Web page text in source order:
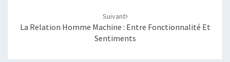
Suivant
La Relation Homme Machine : Entre Fonctionnalité Et
Sentiments